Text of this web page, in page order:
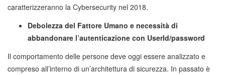
caratterizzeranno la Cybersecurity nel 2018.
Debolezza del Fattore Umano e necessità di
abbandonare l’autenticazione con UserId/password
Il comportamento delle persone deve oggi essere analizzato e
compreso all’interno di un’architettura di sicurezza. In passato è